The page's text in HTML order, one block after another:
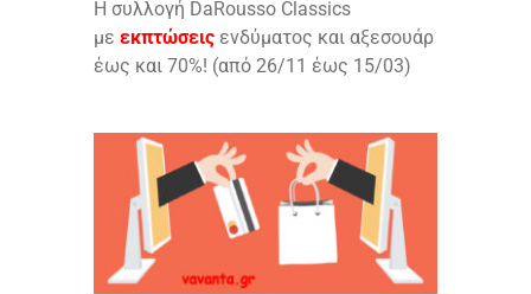
Η συλλογή DaRousso Classics
με εκπτώσεις ενδύματος και αξεσουάρ
έως και 70%! (από 26/11 έως 15/03)